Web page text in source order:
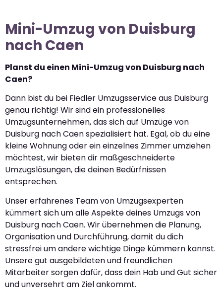
Mini-Umzug von Duisburg
nach Caen
Planst du einen Mini-Umzug von Duisburg nach
Caen?
Dann bist du bei Fiedler Umzugsservice aus Duisburg
genau richtig! Wir sind ein professionelles
Umzugsunternehmen, das sich auf Umzüge von
Duisburg nach Caen spezialisiert hat. Egal, ob du eine
kleine Wohnung oder ein einzelnes Zimmer umziehen
möchtest, wir bieten dir maßgeschneiderte
Umzugslösungen, die deinen Bedürfnissen
entsprechen.
Unser erfahrenes Team von Umzugsexperten
kümmert sich um alle Aspekte deines Umzugs von
Duisburg nach Caen. Wir übernehmen die Planung,
Organisation und Durchführung, damit du dich
stressfrei um andere wichtige Dinge kümmern kannst.
Unsere gut ausgebildeten und freundlichen
Mitarbeiter sorgen dafür, dass dein Hab und Gut sicher
und unversehrt am Ziel ankommt.